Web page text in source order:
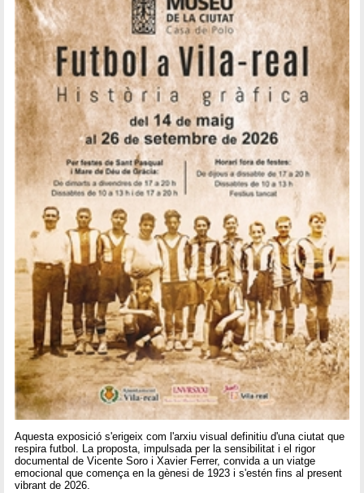
Aquesta exposició s'erigeix com l'arxiu visual definitiu d'una ciutat que
respira futbol. La proposta, impulsada per la sensibilitat i el rigor
documental de Vicente Soro i Xavier Ferrer, convida a un viatge
emocional que comença en la gènesi de 1923 i s'estén fins al present
vibrant de 2026.